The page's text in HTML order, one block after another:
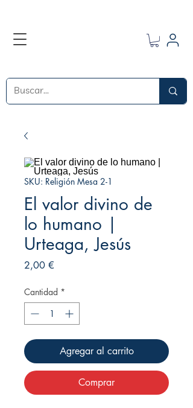
SKU: Religión Mesa 2-1
El valor divino de
lo humano |
Urteaga, Jesús
2,00 €
Cantidad *
Agregar al carrito
Comprar